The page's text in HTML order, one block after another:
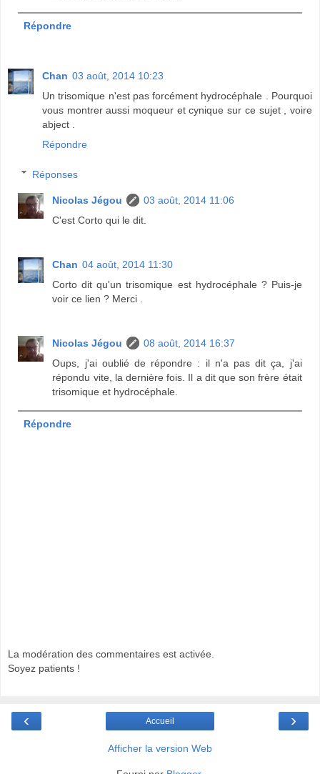
Répondre
Chan 03 août, 2014 10:23
Un trisomique n'est pas forcément hydrocéphale . Pourquoi
vous montrer aussi moqueur et cynique sur ce sujet , voire
abject .
Répondre
Réponses
Nicolas Jégou
03 août, 2014 11:06
C'est Corto qui le dit.
Chan 04 août, 2014 11:30
Corto dit qu'un trisomique est hydrocéphale ? Puis-je
voir ce lien ? Merci .
Nicolas Jégou
08 août, 2014 16:37
Oups, j'ai oublié de répondre : il n'a pas dit ça, j'ai
répondu vite, la dernière fois. Il a dit que son frère était
trisomique et hydrocéphale.
Répondre
La modération des commentaires est activée.
Soyez patients !
‹ ›
Accueil
Afficher la version Web